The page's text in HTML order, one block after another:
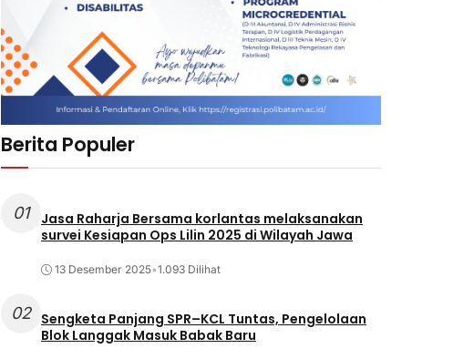
Berita Populer
01
Jasa Raharja Bersama korlantas melaksanakan
survei Kesiapan Ops Lilin 2025 di Wilayah Jawa
13 Desember 2025•1.093 Dilihat
02
Sengketa Panjang SPR–KCL Tuntas, Pengelolaan
Blok Langgak Masuk Babak Baru